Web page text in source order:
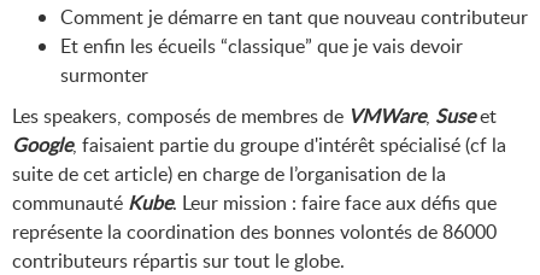
Comment je démarre en tant que nouveau contributeur
Et enfin les écueils “classique” que je vais devoir
surmonter
Les speakers, composés de membres de VMWare, Suseet
Google, faisaient partie du groupe d'intérêt spécialisé (cf la
suite de cet article) en charge de l’organisation de la
communauté Kube. Leur mission : faire face aux défis que
représente la coordination des bonnes volontés de 86000
contributeurs répartis sur tout le globe.